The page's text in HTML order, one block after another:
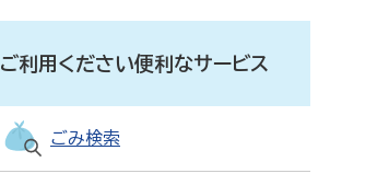
ご利用ください便利なサービス
ごみ検索